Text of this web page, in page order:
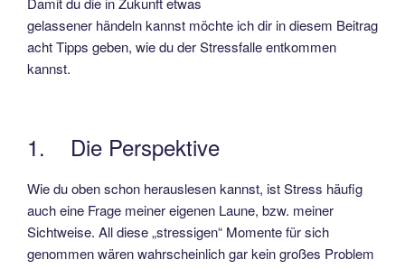
gelassener händeln kannst möchte ich dir in diesem Beitrag
acht Tipps geben, wie du der Stressfalle entkommen
kannst.
1. Die Perspektive
Wie du oben schon herauslesen kannst, ist Stress häufig
auch eine Frage meiner eigenen Laune, bzw. meiner
Sichtweise. All diese „stressigen“ Momente für sich
genommen wären wahrscheinlich gar kein großes Problem